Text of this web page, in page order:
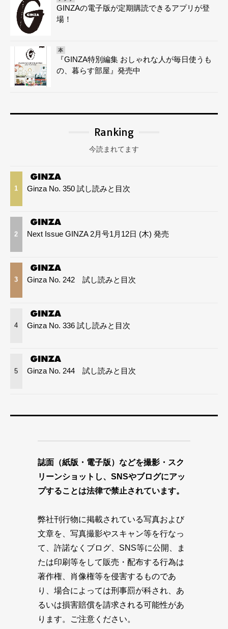
GINZAの電子版が定期購読できるアプリが登
場！
本
『GINZA特別編集 おしゃれな人が毎日使うも
の、暮らす部屋』発売中
Ranking
今読まれてます
1 Ginza No. 350 試し読みと目次
2 Next Issue GINZA 2月号1月12日 (木) 発売
3 Ginza No. 242 試し読みと目次
4 Ginza No. 336 試し読みと目次
5 Ginza No. 244 試し読みと目次
誌面（紙版・電子版）などを撮影・スク
リーンショットし、SNSやブログにアッ
プすることは法律で禁止されています。
弊社刊行物に掲載されている写真および
文章を、写真撮影やスキャン等を行なっ
て、許諾なくブログ、SNS等に公開、ま
たは印刷等をして販売・配布する行為は
著作権、肖像権等を侵害するものであ
り、場合によっては刑事罰が科され、あ
るいは損害賠償を請求される可能性があ
ります。ご注意ください。